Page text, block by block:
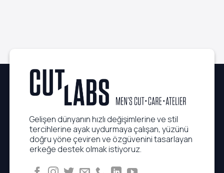
Gelişen dünyanın hızlı değişimlerine ve stil
tercihlerine ayak uydurmaya çalışan, yüzünü
doğru yöne çeviren ve özgüvenini tasarlayan
erkeğe destek olmak istiyoruz.